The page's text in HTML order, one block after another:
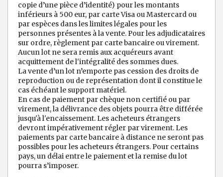
copie d’une pièce d’identité) pour les montants
inférieurs à 500 eur, par carte Visa ou Mastercard ou
par espèces dans les limites légales pour les
personnes présentes à la vente. Pour les adjudicataires
sur ordre, règlement par carte bancaire ou virement.
Aucun lot ne sera remis aux acquéreurs avant
acquittement de l'intégralité des sommes dues.
La vente d’un lot n’emporte pas cession des droits de
reproduction ou de représentation dont il constitue le
cas échéant le support matériel.
En cas de paiement par chèque non certifié ou par
virement, la délivrance des objets pourra être différée
jusqu'à l'encaissement. Les acheteurs étrangers
devront impérativement régler par virement. Les
paiements par carte bancaire à distance ne seront pas
possibles pour les acheteurs étrangers. Pour certains
pays, un délai entre le paiement et la remise du lot
pourra s’imposer.